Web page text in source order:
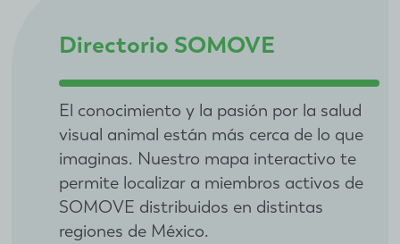
Directorio SOMOVE
El conocimiento y la pasión por la salud
visual animal están más cerca de lo que
imaginas. Nuestro mapa interactivo te
permite localizar a miembros activos de
SOMOVE distribuidos en distintas
regiones de México.